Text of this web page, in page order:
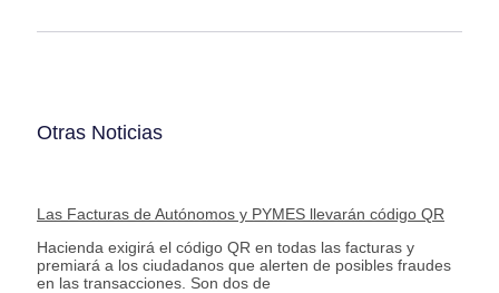
Otras Noticias
Las Facturas de Autónomos y PYMES llevarán código QR
Hacienda exigirá el código QR en todas las facturas y
premiará a los ciudadanos que alerten de posibles fraudes
en las transacciones. Son dos de